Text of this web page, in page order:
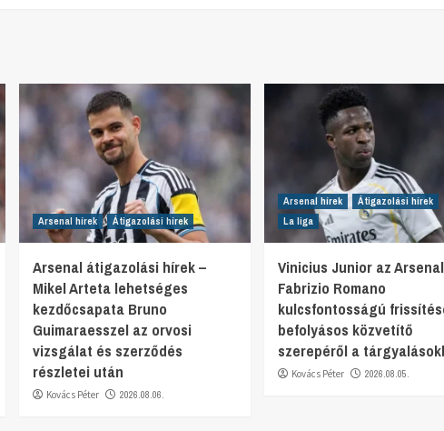
Arsenal hírek Átigazolási hírek
Arsenal átigazolási hírek –
Mikel Arteta lehetséges
kezdőcsapata Bruno
Guimaraesszel az orvosi
vizsgálat és szerződés
részletei után
Kovács Péter 2026.08.06.
Arsenal hírek
Átigazolási hírek
La liga
Vinicius Junior az
Fabrizio Romano
kulcsfontosságú
befolyásos közvetítő
szerepéről a
Kovács Péter 2026.08.05.